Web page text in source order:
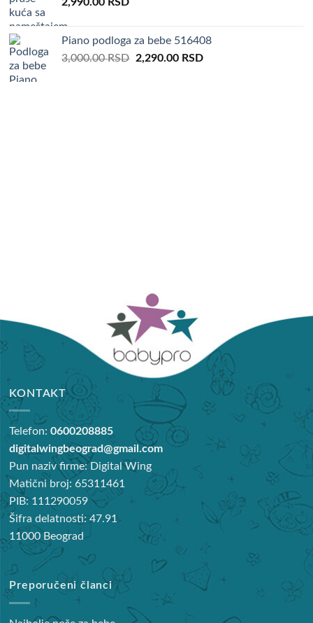
Piano podloga za bebe 516408
3,000.00RSD Original
2,290.00 RSDCurrent
KONTAKT
Telefon:0600208885
digitalwingbeograd@gmail.com
Pun naziv firme: Digital Wing
Matični broj: 65311461
PIB: 111290059
Šifra delatnosti: 47.91
11000 Beograd
Preporučeni članci